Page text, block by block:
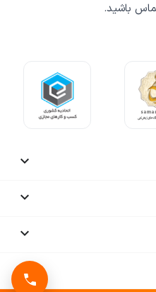
باشید.



keyboard_arrow_down